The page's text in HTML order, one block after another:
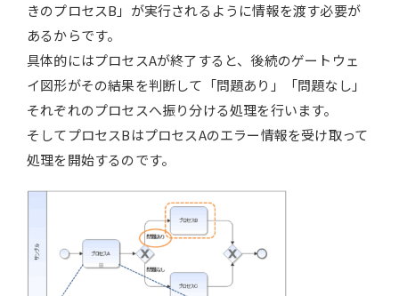
きのプロセスB」が実行されるように情報を渡す必要が
あるからです。
具体的にはプロセスAが終了すると、後続のゲートウェ
イ図形がその結果を判断して「問題あり」「問題なし」
それぞれのプロセスへ振り分ける処理を行います。
そしてプロセスBはプロセスAのエラー情報を受け取って
処理を開始するのです。